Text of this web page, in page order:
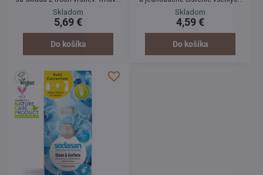
drsná vrstva je napustená
mydlom z bio mydlových
orechov pre odstránenie odolnej
či zaschnutej špiny.
Skladom
5,69 €
Do košíka
sklenených povrchov, okien
automobilov, zrkadiel, obkladov a
hladkých povrchov.
Skladom
4,59 €
Do košíka